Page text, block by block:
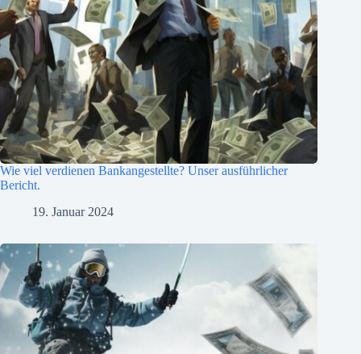
Wie viel verdienen Bankangestellte? Unser ausführlicher
Bericht.
19. Januar 2024